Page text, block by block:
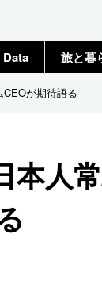
旅と暮
が期待語る
本人